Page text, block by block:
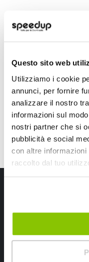
Questo sito web
Utilizziamo i cookie
annunci, per fornire
analizzare il nostro
informazioni sul
nostri partner che si
pubblicità e social
con altre
raccolto dal tuo
Installazione
PHONOCAR
speciale
50,05 € -57%
Spedizione gratuita!